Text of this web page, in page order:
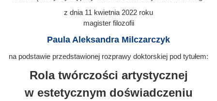
z dnia 11 kwietnia 2022 roku
magister filozofii
Paula Aleksandra Milczarczyk
na podstawie przedstawionej rozprawy doktorskiej pod tytułem:
Rola twórczości artystycznej
w estetycznym doświadczeniu